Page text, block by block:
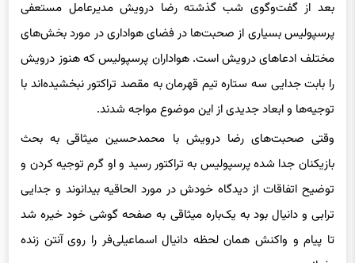
پرسپولیس بسیاری از صحبت‌ها در فضای هواداری در مورد بخش‌های
مختلف ادعاهای درویش است. هواداران پرسپولیس که هنوز درویش
را بابت جدایی سه ستاره تیم قهرمان به مقصد تراکتور نبخشیده‌اند با
توجیه‌ها و ابعاد جدیدی از این موضوع مواجه شدند.
وقتی صحبت‌های رضا درویش با محمدحسین میثاقی به بحث
بازیکنان جدا شده پرسپولیس به تراکتور رسید و او گرم توجیه کردن و
توضیح اتفاقات از دیدگاه خودش در مورد الحاقیه بیدانوند و جدایی
ترابی و دانیال بود به یک‌باره میثاقی به صفحه گوشی‌ خود خیره شد
تا پیام و واکنش همان لحظه دانیال اسماعیلی‌فر را روی آنتن زنده
بخواند.